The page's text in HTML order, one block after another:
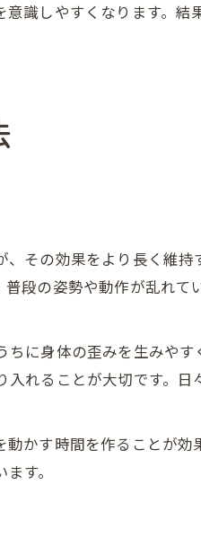
識しやすくなります。結
その効果をより長く維持
段の姿勢や動作が乱れて
に身体の歪みを生みやす
れることが大切です。日
かす時間を作ることが効
す。